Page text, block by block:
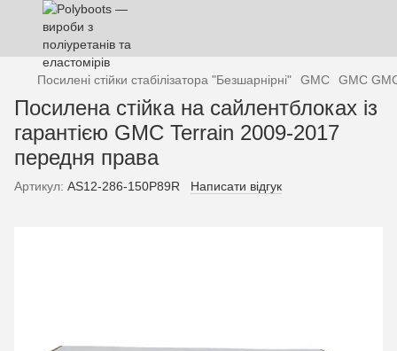
Посилені стійки стабілізатора "Безшарнірні" GMC GMC
Посилена стійка на сайлентблоках із
гарантією GMC Terrain 2009-2017
передня права
Артикул: AS12-286-150P89R Написати відгук